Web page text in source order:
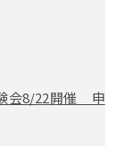
会8/22開催 申